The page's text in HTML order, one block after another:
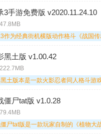
3手游免费版 v2020.11.24.10
黑土版 v1.00.42
僵尸tat版 v1.0.28